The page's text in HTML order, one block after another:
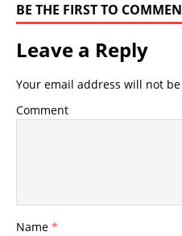
BE THE FIRST TO
Leave a Reply
Your email address will not
Comment
Name *